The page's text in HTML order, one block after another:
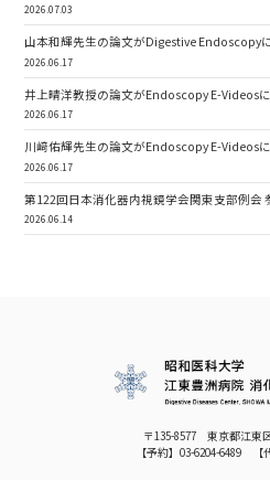
2026.07.03
山本和輝先生の論文がDigestive Endoscopy
2026.06.17
井上晴洋教授の論文がEndoscopy E-Videos
2026.06.17
川﨑佑輝先生の論文がEndoscopy E-Videos
2026.06.17
第122回日本消化器内視鏡学会関東支部例会
2026.06.14
〒135-8577 東京都江東
【予約】 03-6204-6489 【